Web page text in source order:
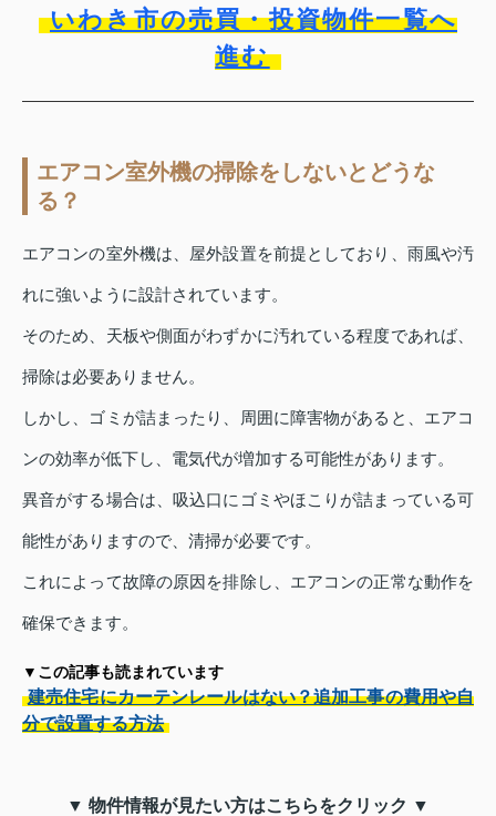
いわき市の売買・投資物件一覧へ
進む
エアコン室外機の掃除をしないとどうな
る？
エアコンの室外機は、屋外設置を前提としており、雨風や汚
れに強いように設計されています。
そのため、天板や側面がわずかに汚れている程度であれば、
掃除は必要ありません。
しかし、ゴミが詰まったり、周囲に障害物があると、エアコ
ンの効率が低下し、電気代が増加する可能性があります。
異音がする場合は、吸込口にゴミやほこりが詰まっている可
能性がありますので、清掃が必要です。
これによって故障の原因を排除し、エアコンの正常な動作を
確保できます。
▼この記事も読まれています
建売住宅にカーテンレールはない？追加工事の費用や自
分で設置する方法
▼ 物件情報が見たい方はこちらをクリック ▼